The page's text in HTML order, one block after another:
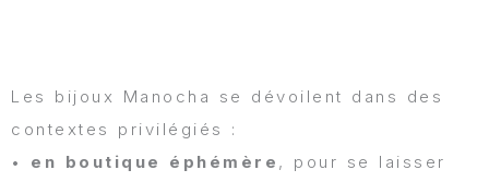
Les bijoux Manocha se dévoilent dans des
contextes privilégiés :
• en boutique éphémère , pour se laisser